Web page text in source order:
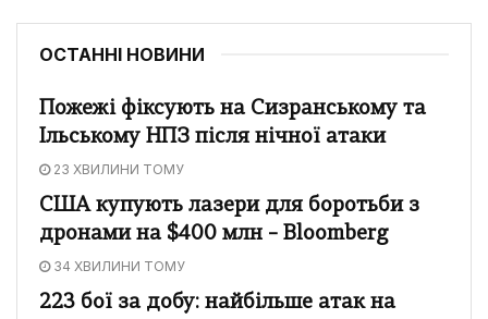
ОСТАННІ НОВИНИ
Пожежі фіксують на Сизранському та
Ільському НПЗ після нічної атаки
23 ХВИЛИНИ ТОМУ
США купують лазери для боротьби з
дронами на $400 млн – Bloomberg
34 ХВИЛИНИ ТОМУ
223 бої за добу: найбільше атак на